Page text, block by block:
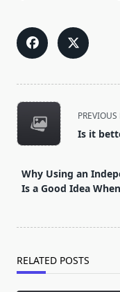
<span
class="nav-
subtitle
reader-
text">Page</span>
PREVIOUS
Is it
Why Using an
Is a Good Idea
RELATED POSTS